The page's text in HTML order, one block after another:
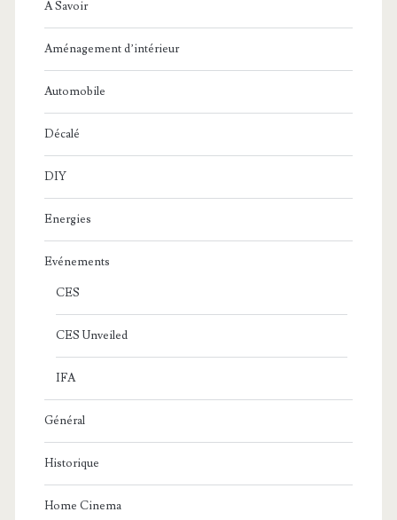
A Savoir
Aménagement d’intérieur
Automobile
Décalé
DIY
Energies
Evénements
CES
CES Unveiled
IFA
Général
Historique
Home Cinema